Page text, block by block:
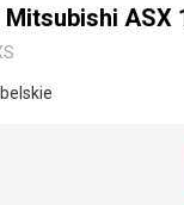
ASX